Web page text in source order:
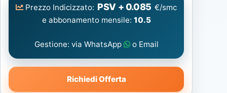
Prezzo Indicizzato: PSV + 0.085 €/smc
e abbonamento mensile: 10.5
Gestione: via WhatsApp o Email
Richiedi Offerta